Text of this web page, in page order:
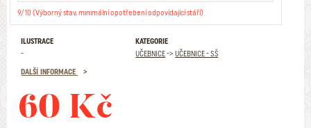
9/10 (Výborný stav, minimální opotřebení odpovídající stáří)
ILUSTRACE
-
KATEGORIE
UČEBNICE->UČEBNICE - SŠ
DALŠÍ INFORMACE
60 Kč